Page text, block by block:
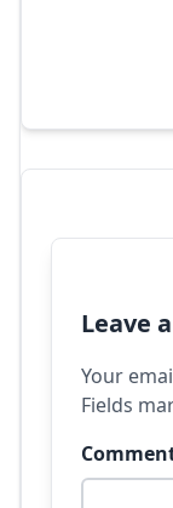
Leave
Your
Fields